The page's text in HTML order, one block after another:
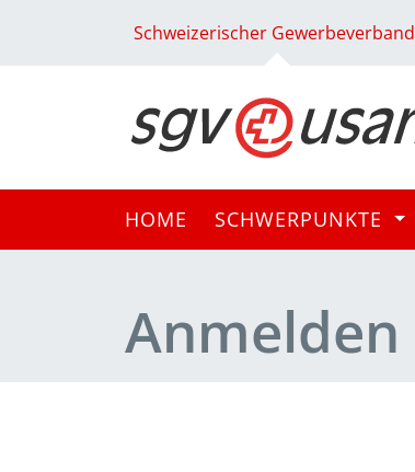
Schweizerischer Gewerbeverband
HOME SCHWERPUNKTE
Anmelden